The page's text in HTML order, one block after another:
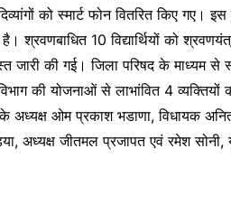
को स्मार्ट फोन वितरित किए गए।
श्रवणबाधित 10 विद्यार्थियों को
जारी की गई। जिला परिषद के माध्यम से
की योजनाओं से लाभांवित 4
अध्यक्ष ओम प्रकाश भडाणा, विधायक
अध्यक्ष जीतमल प्रजापत एवं रमेश सोनी,